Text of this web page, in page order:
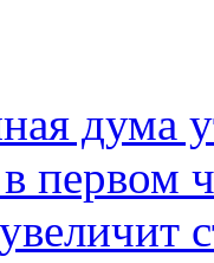
дума
первом